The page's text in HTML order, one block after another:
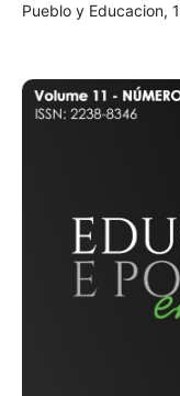
Pueblo y Educacion,